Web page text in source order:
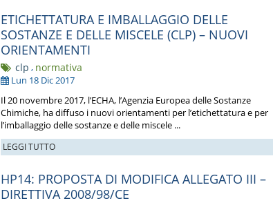
ETICHETTATURA E IMBALLAGGIO DELLE
SOSTANZE E DELLE MISCELE (CLP) – NUOVI
ORIENTAMENTI
clp , normativa
Lun 18 Dic 2017
Il 20 novembre 2017, l’ECHA, l’Agenzia Europea delle Sostanze
Chimiche, ha diffuso i nuovi orientamenti per l’etichettatura e per
l’imballaggio delle sostanze e delle miscele ...
LEGGI TUTTO
HP14: PROPOSTA DI MODIFICA ALLEGATO III –
DIRETTIVA 2008/98/CE